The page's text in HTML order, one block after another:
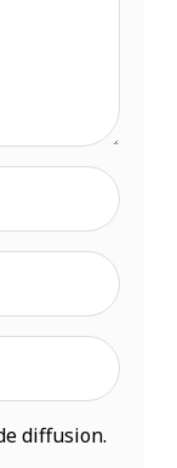
diffusion.